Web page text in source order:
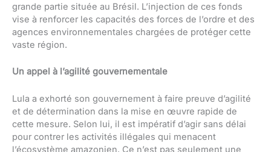
grande partie située au Brésil. L’injection de ces fonds
vise à renforcer les capacités des forces de l’ordre et des
agences environnementales chargées de protéger cette
vaste région.
Un appel à l’agilité gouvernementale
Lula a exhorté son gouvernement à faire preuve d’agilité
et de détermination dans la mise en œuvre rapide de
cette mesure. Selon lui, il est impératif d’agir sans délai
pour contrer les activités illégales qui menacent
l’écosystème amazonien. Ce n’est pas seulement une